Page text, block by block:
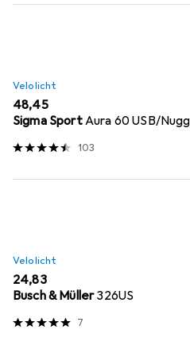
Velolicht
EUR
48,45
Sigma SportAura 60 USB/
103
Velolicht
EUR
24,83
Busch & Müller326US
7